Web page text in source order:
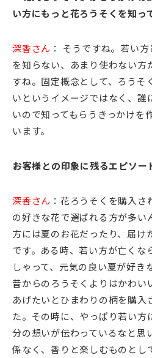
い方にもっと花ろうそくを知っ
深香さん ： そうですね。若い
を知らない、あまり使わない方
すね。固定概念として、ろうそ
いというイメージではなく、誰
いので知ってもらうきっかけを
います。
――お客様との印象に残るエピソー
深香さん ：花ろうそくを購入
の好きな花で選ばれる方が多い
方には夏のお花だったり、届け
です。ある時、若い方が亡くな
しゃって、元気の良い夏が好き
昔からのろうそくよりはかわい
あげたいとひまわりの柄を購入
た。その時に、やっぱり若い方
分の想いが伝わっているなと思
係なく、香りと楽しむものとし